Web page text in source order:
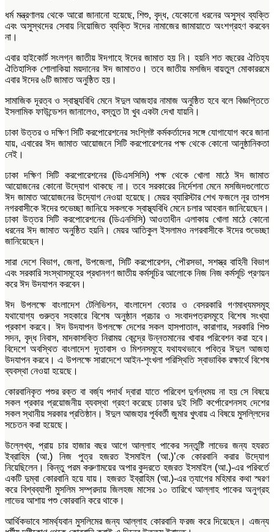
ধর্ম মন্ত্রণালয় থেকে আরো জানানো হয়েছে, শিশু, বৃদ্ধ, যেকোনো ধরনের অসুস্থ ব্যক্তি
এবং অসুস্থদের সেবায় নিয়োজিত ব্যক্তি ঈদের নামাজের জামায়াতে অংশগ্রহণ করবেন
না।
এবার হাইকোর্ট সংলগ্ন জাতীয় ঈদগাহে ঈদের জামাত হয় নি। হয়নি শত বছরের ঐতিহ্য
ঐতিহাসিক শোলাকিয়া ময়দানের ঈদ জামাতও। তবে জাতীয় মসজিদ বায়তুল মোকাররমে
এবার ঈদের ৬টি জামাত অনুষ্ঠিত হয়।
সামাজিক দূরত্ব ও স্বাস্থ্যবিধি মেনে ঈদুল আজহার নামাজ অনুষ্ঠিত হবে বলে বিজ্ঞপ্তিতে
ইসলামিক ফাউন্ডেশন জানালেও, বস্তুত টা খুব একটা দেখা যায়নি।
ঢাকা উত্তর ও দক্ষিণ সিটি করপোরেশনের সংশ্লিষ্ট কর্মকর্তাদের সঙ্গে যোগাযোগ করে জানা
যায়, এবারের ঈদ জামাত আয়োজনে সিটি করপোরেশনের পক্ষ থেকে কোনো আনুষ্ঠানিকতা
নেই।
ঢাকা দক্ষিণ সিটি করপোরেশনের (ডিএসসিসি) পক্ষ থেকে খোলা মাঠে ঈদ জামাত
আয়োজনের কোনো উদ্যোগ থাকছে না। তবে সরকারের নির্দেশনা মেনে মসজিদগুলোতে
ঈদ জামাত আয়োজনের উদ্যোগ নেওয়া হয়েছে। মেয়র ব্যারিস্টার শেখ ফজলে নূর তাপস
নগরবাসীকে ঈদের শুভেচ্ছা জানিয়ে সকলকে স্বাস্থ্যবিধি মেনে চলার আহবান জানিয়েছেন।
ঢাকা উত্তর সিটি করপোরেশনের (ডিএনসিসি) আওতাধীন এলাকায় খোলা মাঠে কোনো
ধরনের ঈদ জামাত অনুষ্ঠিত হয়নি। মেয়র আতিকুল ইসলামও নগরবাসীকে ঈদের শুভেচ্ছা
জানিয়েছেন।
সারা দেশে বিভাগ, জেলা, উপজেলা, সিটি করপোরেশন, পৌরসভা, সশস্ত্র বাহিনী বিভাগ
এবং সরকারি সংস্থাসমূহের প্রধানগণ জাতীয় কর্মসূচির আলোকে নিজ নিজ কর্মসূচি প্রণয়ন
করে ঈদ উদযাপন করবেন।
ঈদ উপলক্ষে বাংলাদেশ টেলিভিশন, বাংলাদেশ বেতার ও বেসরকারি গণমাধ্যমসমূহ
যথাযোগ্য গুরুত্ব সহকারে বিশেষ অনুষ্ঠান প্রচার ও সংবাদপত্রসমূহে বিশেষ সংখ্যা
প্রকাশ করবে। ঈদ উদযাপন উপলক্ষে দেশের সকল হাসপাতাল, কারাগার, সরকারি শিশু
সদন, বৃদ্ধ নিবাস, মাদকাসক্তি নিরাময় কেন্দ্রে উন্নতমানের খাবার পরিবেশন করা হবে।
বিদেশে অবস্থিত বাংলাদেশ দূতাবাস ও মিশনসমূহে যথাযথভাবে পবিত্র ঈদুল আজহা
উদযাপন করবে। এ উপলক্ষে সারাদেশে আইন-শৃংখলা পরিস্থিতি স্বাভাবিক রক্ষার্থে বিশেষ
ব্যবস্থা নেওয়া হয়েছে।
কোরবানিকৃত পশুর রক্ত বা বর্জ্য পদার্থ দ্বারা যাতে পরিবেশ দুর্গন্ধময় না হয় সে বিষয়ে
সকল প্রকার প্রয়োজনীয় ব্যবস্থা গ্রহণ করেছে ঢাকার দুই সিটি কর্পোরেশনসহ দেশের
সকল স্থানীয় সরকার প্রতিষ্ঠান। ঈদুল আজহার পূর্ববর্তী জুমার খুৎবায় এ বিষয়ে মুসল্লিদের
সচেতন করা হয়েছে।
উল্লেখ্য, প্রায় চার হাজার বছর আগে আল্লাহ পাকের সন্তুষ্টি লাভের জন্য হযরত
ইব্রাহিম (আ.) নিজ পুত্র হজরত ইসমাইল (আ.)’কে কোরবানি করার উদ্যোগ
নিয়েছিলেন। কিন্তু পরম করুণাময়ের অপার কুদরতে হজরত ইসমাইল (আ.)-এর পরিবর্তে
একটি দুম্বা কোরবানি হয়ে যায়। হজরত ইব্রাহিম (আ.)-এর ত্যাগের মহিমার কথা স্মরণ
করে বিশ্বব্যাপী মুসলিম সম্প্রদায় জিলহজ মাসের ১০ তারিখে আল্লাহ পাকের অনুগ্রহ
লাভের আশায় পশু কোরবানি করে থাকে।
আর্থিকভাবে সামর্থ্যবান মুসলিমের জন্য আল্লাহ কোরবানি ফরজ করে দিয়েছেন। এজন্য